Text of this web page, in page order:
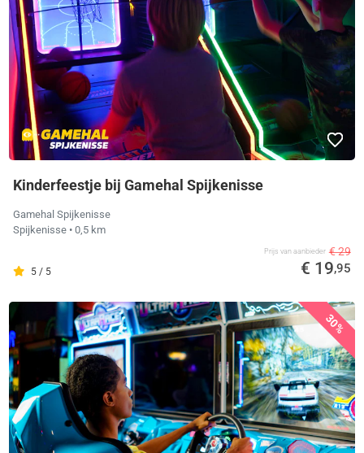
Kinderfeestje bij Gamehal Spijkenisse
Gamehal Spijkenisse
Spijkenisse • 0,5 km
5 / 5
Prijs van aanbieder € 29
€ 19,95
30%